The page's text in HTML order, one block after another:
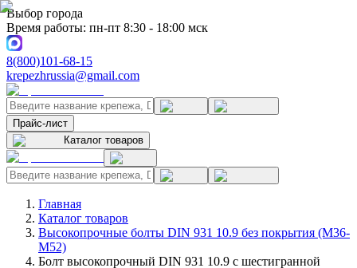
Выбор города
Время работы: пн-пт 8:30 - 18:00 мск
8(800)101-68-15
krepezhrussia@gmail.com
Прайс-лист
Каталог товаров
Главная
Каталог товаров
Высокопрочные болты DIN 931 10.9 без покрытия (M36-
M52)
Болт высокопрочный DIN 931 10.9 с шестигранной